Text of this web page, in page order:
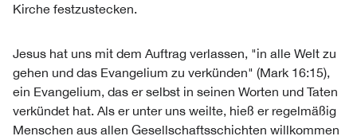
Kirche festzustecken.
Jesus hat uns mit dem Auftrag verlassen, "in alle Welt zu
gehen und das Evangelium zu verkünden" (Mark 16:15),
ein Evangelium, das er selbst in seinen Worten und Taten
verkündet hat. Als er unter uns weilte, hieß er regelmäßig
Menschen aus allen Gesellschaftsschichten willkommen